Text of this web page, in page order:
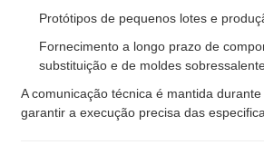
Protótipos de pequenos lotes e
Fornecimento a longo prazo de
substituição e de moldes
A comunicação técnica é mantida
garantir a execução precisa das